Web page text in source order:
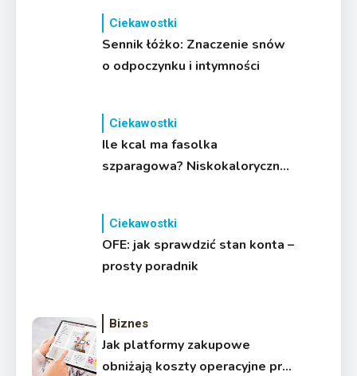
Ciekawostki
Sennik łóżko: Znaczenie snów
o odpoczynku i intymności
Ciekawostki
Ile kcal ma fasolka
szparagowa? Niskokaloryczny
Ciekawostki
OFE: jak sprawdzić stan konta –
prosty poradnik
Biznes
Jak platformy zakupowe
obniżają koszty operacyjne przy